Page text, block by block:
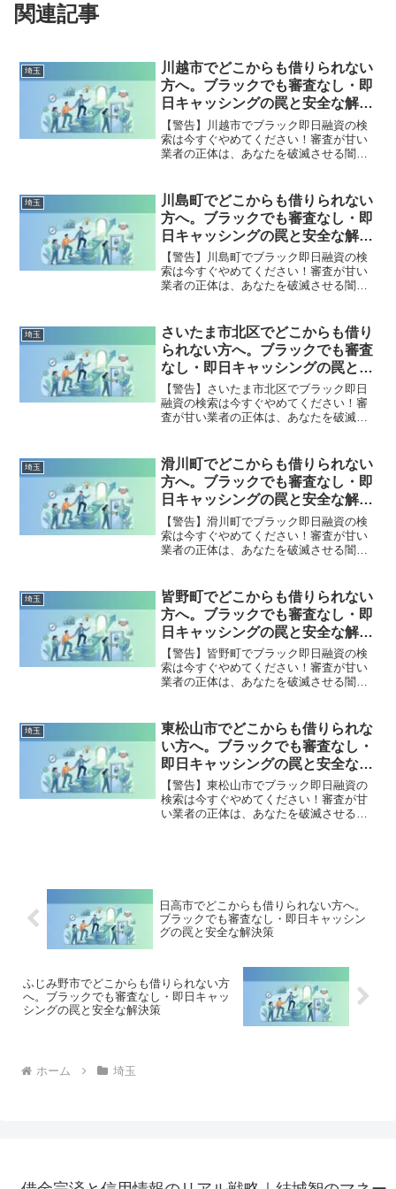
関連記事
埼玉
川越市でどこからも借りられない
方へ。ブラックでも審査なし・即
日キャッシングの罠と安全な解決
策
【警告】川越市でブラック即日融資の検
索は今すぐやめてください！審査が甘い
業者の正体は、あなたを破滅させる闇金
市で違法業者を避け、借金地獄から抜け
出した方々の実体験と確実な解決策を完
全公開。
埼玉
川島町でどこからも借りられない
方へ。ブラックでも審査なし・即
日キャッシングの罠と安全な解決
策
【警告】川島町でブラック即日融資の検
索は今すぐやめてください！審査が甘い
業者の正体は、あなたを破滅させる闇金
町で違法業者を避け、借金地獄から抜け
出した方々の実体験と確実な解決策を完
全公開。
埼玉
さいたま市北区でどこからも借り
られない方へ。ブラックでも審査
なし・即日キャッシングの罠と安
全な解決策
【警告】さいたま市北区でブラック即日
融資の検索は今すぐやめてください！審
査が甘い業者の正体は、あなたを破滅さ
す。さいたま市北区で違法業者を避け、
借金地獄から抜け出した方々の実体験と
確実な解決策を完全公開。
埼玉
滑川町でどこからも借りられない
方へ。ブラックでも審査なし・即
日キャッシングの罠と安全な解決
策
【警告】滑川町でブラック即日融資の検
索は今すぐやめてください！審査が甘い
業者の正体は、あなたを破滅させる闇金
町で違法業者を避け、借金地獄から抜け
出した方々の実体験と確実な解決策を完
全公開。
埼玉
皆野町でどこからも借りられない
方へ。ブラックでも審査なし・即
日キャッシングの罠と安全な解決
策
【警告】皆野町でブラック即日融資の検
索は今すぐやめてください！審査が甘い
業者の正体は、あなたを破滅させる闇金
町で違法業者を避け、借金地獄から抜け
出した方々の実体験と確実な解決策を完
全公開。
埼玉
東松山市でどこからも借りられな
い方へ。ブラックでも審査なし・
即日キャッシングの罠と安全な解
決策
【警告】東松山市でブラック即日融資の
検索は今すぐやめてください！審査が甘
い業者の正体は、あなたを破滅させる闇
日高市でどこからも借りられない方へ。
ブラックでも審査なし・即日キャッシン
グの罠と安全な解決策
ふじみ野市でどこからも借りられない方
へ。ブラックでも審査なし・即日キャッ
シングの罠と安全な解決策
ホーム 埼玉